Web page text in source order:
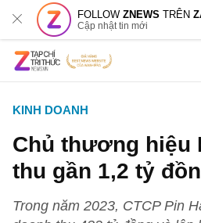
FOLLOWZNEWS TRÊN
Cập nhật tin mới
KINH DOANH
Chủ thương hiệu
thu gần 1,2 tỷ
Trong năm 2023, CTCP Pin